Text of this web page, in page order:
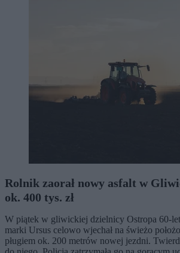
Rolnik zaorał nowy asfalt w
ok. 400 tys. zł
W piątek w gliwickiej dzielnicy Ostropa 60-
marki Ursus celowo wjechał na świeżo
pługiem ok. 200 metrów nowej jezdni.